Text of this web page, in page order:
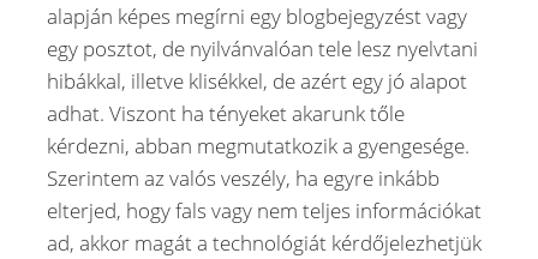
alapján képes megírni egy blogbejegyzést vagy
egy posztot, de nyilvánvalóan tele lesz nyelvtani
hibákkal, illetve klisékkel, de azért egy jó alapot
adhat. Viszont ha tényeket akarunk tőle
kérdezni, abban megmutatkozik a gyengesége.
Szerintem az valós veszély, ha egyre inkább
elterjed, hogy fals vagy nem teljes információkat
ad, akkor magát a technológiát kérdőjelezhetjük